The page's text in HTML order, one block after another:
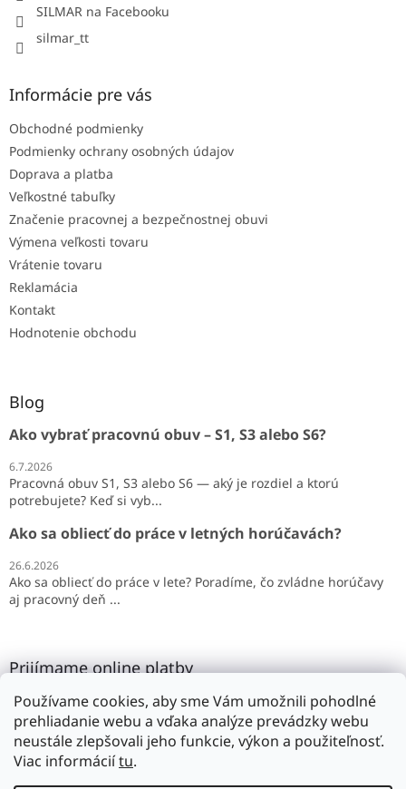
Používame cookies, aby sme Vám umožnili pohodlné
prehliadanie webu a vďaka analýze prevádzky webu
neustále zlepšovali jeho funkcie, výkon a použiteľnosť.
Viac informáciítu.
SILMAR na Facebooku
silmar_tt
Informácie pre vás
Obchodné podmienky
Podmienky ochrany osobných údajov
Doprava a platba
Veľkostné tabuľky
Značenie pracovnej a bezpečnostnej obuvi
Výmena veľkosti tovaru
Vrátenie tovaru
Reklamácia
Kontakt
Hodnotenie obchodu
Blog
Ako vybrať pracovnú obuv – S1, S3 alebo S6?
6.7.2026
Pracovná obuv S1, S3 alebo S6 — aký je rozdiel a ktorú
potrebujete? Keď si vyb...
Ako sa obliecť do práce v letných horúčavách?
26.6.2026
Ako sa obliecť do práce v lete? Poradíme, čo zvládne horúčavy
aj pracovný deň ...
Prijímame online platby